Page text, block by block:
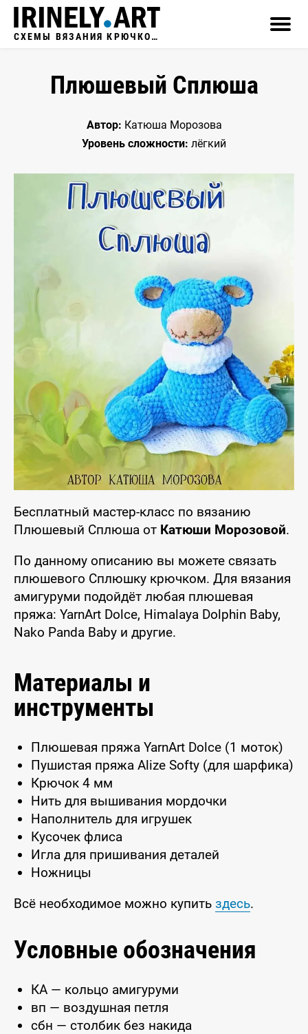
СХЕМЫ ВЯЗАНИЯ КРЮЧКОМ
Плюшевый Сплюша
Автор: Катюша Морозова
Уровень сложности: лёгкий
Бесплатный мастер-класс по вязанию
Плюшевый Сплюша от Катюши Морозовой.
По данному описанию вы можете связать
плюшевого Сплюшку крючком. Для вязания
амигуруми подойдёт любая плюшевая
пряжа: YarnArt Dolce, Himalaya Dolphin Baby,
Nako Panda Baby и другие.
Материалы и
инструменты
Плюшевая пряжа YarnArt Dolce (1 моток)
Пушистая пряжа Alize Softy (для шарфика)
Крючок 4 мм
Нить для вышивания мордочки
Наполнитель для игрушек
Кусочек флиса
Игла для пришивания деталей
Ножницы
Всё необходимое можно купить здесь.
Условные обозначения
КА — кольцо амигуруми
вп — воздушная петля
сбн — столбик без накида